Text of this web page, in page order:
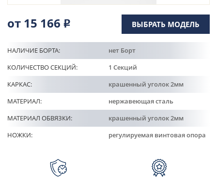
Доставка
Портфолио
Контакты
от 15 166 Р ВЫБРАТЬ МОДЕЛЬ
НАЛИЧИЕ БОРТА:
нет Борт
КОЛИЧЕСТВО СЕКЦИЙ:
1 Секций
КАРКАС:
крашенный уголок 2мм
МАТЕРИАЛ:
нержавеющая сталь
МАТЕРИАЛ ОБВЯЗКИ:
крашенный уголок 2мм
НОЖКИ:
регулируемая винтовая опора